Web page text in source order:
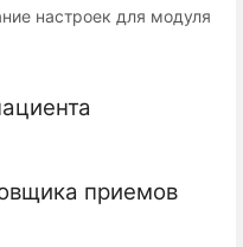
настроек для модуля
приемов